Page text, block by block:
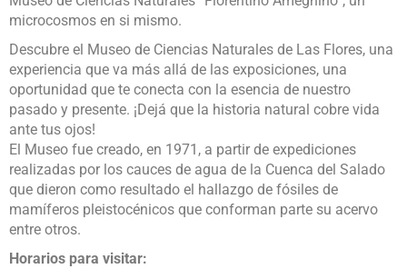
microcosmos en si mismo.
Descubre el Museo de Ciencias Naturales de Las Flores, una
experiencia que va más allá de las exposiciones, una
oportunidad que te conecta con la esencia de nuestro
pasado y presente. ¡Dejá que la historia natural cobre vida
ante tus ojos!
El Museo fue creado, en 1971, a partir de expediciones
realizadas por los cauces de agua de la Cuenca del Salado
que dieron como resultado el hallazgo de fósiles de
mamíferos pleistocénicos que conforman parte su acervo
entre otros.
Horarios para visitar: